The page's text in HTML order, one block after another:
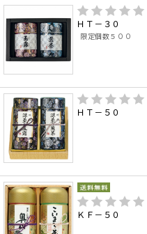
ＨＴ－３０
限定個数５００
ＨＴ－５０
ＫＦ－５０